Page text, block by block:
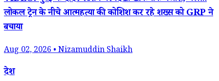
लोकल ट्रेन के नीचे आत्महत्या की कोशिश कर रहे शख्स को GRP ने
बचाया
Aug 02, 2026 • Nizamuddin Shaikh
देश